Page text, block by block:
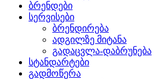
ბრენდები
სერვისები
ბრენდირება
ადგილზე მიტანა
გადაცვლა-დაბრუნება
სტანდარტები
გადმოწერა